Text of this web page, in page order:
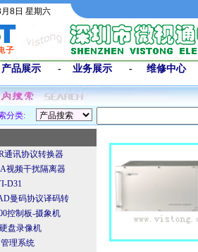
8日 星期六
产品展示 - 业务展示 - 维修中心
分类:
通讯协议转换器
视频干扰隔离器
D31
曼码协议译码转
控制板-摄象机
盘录像机
理系统